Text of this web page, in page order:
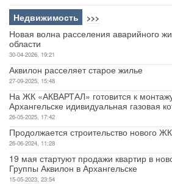
Недвижимость >>>
Новая волна расселения аварийного
области
30-04-2026, 19:21
Аквилон расселяет старое жилье
27-09-2025, 15:48
На ЖК «АКВАРТАЛ» готовится к
Архангельске идивидуальная газовая
26-05-2025, 17:42
Продолжается строительство нового
26-06-2024, 11:28
19 мая стартуют продажи квартир в
Группы Аквилон в Архангельске
15-05-2023, 23:54